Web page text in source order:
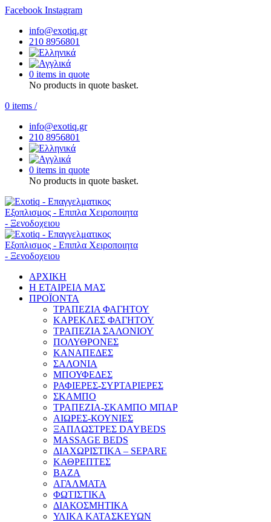
Facebook Instagram
info@exotiq.gr
210 8956801
0 items in quote
No products in quote basket.
0 items /
info@exotiq.gr
210 8956801
0 items in quote
No products in quote basket.
ΑΡΧΙΚΗ
Η ΕΤΑΙΡΕΙΑ ΜΑΣ
ΠΡΟΪΟΝΤΑ
ΤΡΑΠΕΖΙΑ ΦΑΓΗΤΟΥ
ΚΑΡΕΚΛΕΣ ΦΑΓΗΤΟΥ
ΤΡΑΠΕΖΙΑ ΣΑΛΟΝΙΟΥ
ΠΟΛΥΘΡΟΝΕΣ
ΚΑΝΑΠΕΔΕΣ
ΣΑΛΟΝΙΑ
ΜΠΟΥΦΕΔΕΣ
ΡΑΦΙΕΡΕΣ-ΣΥΡΤΑΡΙΕΡΕΣ
ΣΚΑΜΠΟ
ΤΡΑΠΕΖΙΑ-ΣΚΑΜΠΟ ΜΠΑΡ
ΑΙΩΡΕΣ-ΚΟΥΝΙΕΣ
ΞΑΠΛΩΣΤΡΕΣ DAYBEDS
MASSAGE BEDS
ΔΙΑΧΩΡΙΣΤΙΚΑ – SEPARE
ΚΑΘΡΕΠΤΕΣ
ΒΑΖΑ
ΑΓΑΛΜΑΤΑ
ΦΩΤΙΣΤΙΚΑ
ΔΙΑΚΟΣΜΗΤΙΚΑ
ΥΛΙΚΑ ΚΑΤΑΣΚΕΥΩΝ